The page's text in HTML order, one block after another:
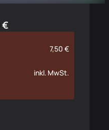
€
7,50€
inkl. MwSt.